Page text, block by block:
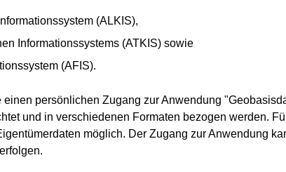
(ALKIS),
Informationssystems (ATKIS) sowie
(AFIS).
persönlichen Zugang zur Anwendung
und in verschiedenen Formaten bezogen werden.
möglich. Der Zugang zur Anwendung